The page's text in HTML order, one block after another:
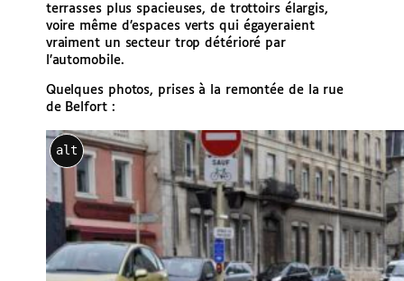
terrasses plus spacieuses, de trottoirs élargis,
voire même d’espaces verts qui égayeraient
vraiment un secteur trop détérioré par
l’automobile.
Quelques photos, prises à la remontée de la rue
de Belfort :
alt